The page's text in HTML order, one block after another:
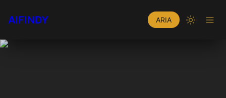
AIFINDY ARIA